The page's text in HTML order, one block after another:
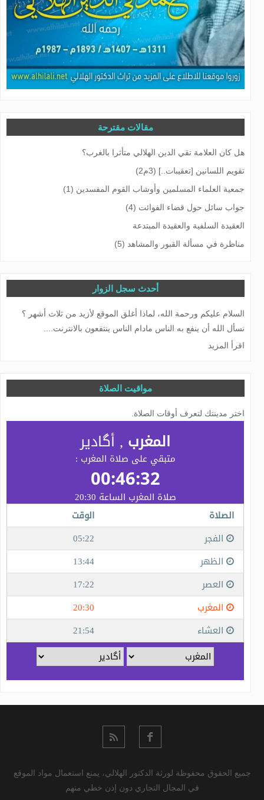
مقالات مقترحة
هل كان العلامة تقي الدين الهلالي متأثرا بالغرب؟
تقويم اللسانين [تعقيبات..] (3م2)
جمعية العلماء المسلمين وأوشاب القوم المفسدين (1)
جواب سائل حول قضاء الفوائت (4)
العقيدة السلفية والعقيدة المبتدعة
مناظرة في مسألة القبور والمشاهد (5)
أحدث سجل الزوار
السلام عليكم ورحمة الله، لماذا أغلق الموقع لأزيد من ثلاث أشهر ؟
نسأل الله أن ينفع به الناس مادام الناس ينتفعون بالانترنت....
يشرفني إلى سيادتكم وتنزل لي كتابة الرسائل لد. تقي الدين الهلال
المغربي
اقرأ المزيد
مواقيت الصلاة
اختر مدينتك لتعرف أوقات الصلاة.
في المجال التجاري دون إذن خطي منهم